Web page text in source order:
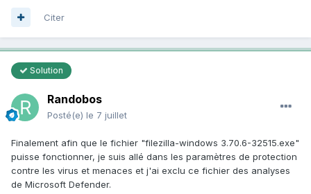
Citer
Solution
Randobos
Posté(e) le 7 juillet
Finalement afin que le fichier "filezilla-windows 3.70.6-32515.exe"
puisse fonctionner, je suis allé dans les paramètres de protection
contre les virus et menaces et j'ai exclu ce fichier des analyses
de Microsoft Defender.